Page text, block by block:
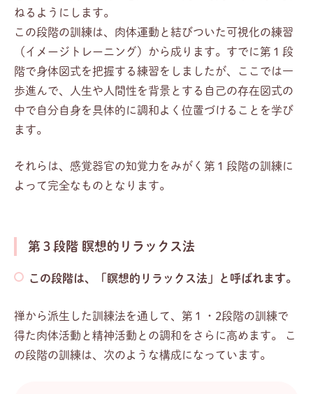
ねるようにします。
この段階の訓練は、肉体運動と結びついた可視化の練習
（イメージトレーニング）から成ります。すでに第１段
階で身体図式を把握する練習をしましたが、ここでは一
歩進んで、人生や人間性を背景とする自己の存在図式の
中で自分自身を具体的に調和よく位置づけることを学び
ます。
それらは、感覚器官の知覚力をみがく第１段階の訓練に
よって完全なものとなります。
第３段階 瞑想的リラックス法
この段階は、「瞑想的リラックス法」と呼ばれます。
禅から派生した訓練法を通して、第１・2段階の訓練で
得た肉体活動と精神活動との調和をさらに高めます。 こ
の段階の訓練は、次のような構成になっています。